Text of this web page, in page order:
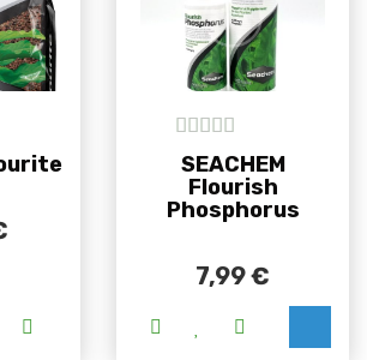
proizvod ima više varijanti. Opcije se
5out of 5
SEACHEM
Flourish
Phosphorus
7,99€
Ovaj proizvod